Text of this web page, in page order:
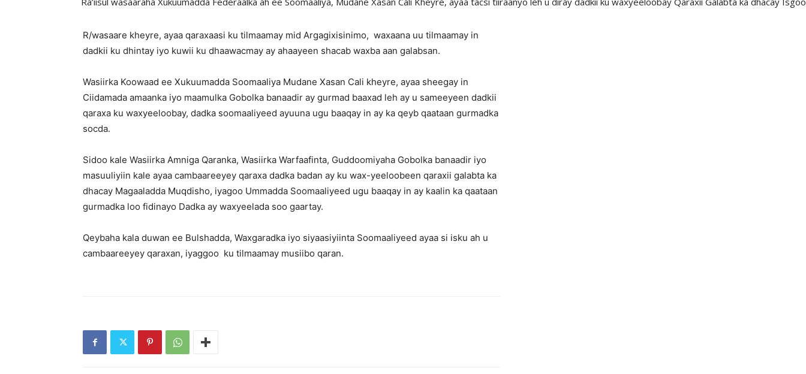
Breaking
News,
War
Deg
R/wasaare kheyre, ayaa qaraxaasi ku tilmaamay mid Argagixisinimo, waxaana uu tilmaamay in
dadkii ku dhintay iyo kuwii ku dhaawacmay ay ahaayeen shacab waxba aan galabsan.
Wasiirka Koowaad ee Xukuumadda Soomaaliya Mudane Xasan Cali kheyre, ayaa sheegay in
Ciidamada amaanka iyo maamulka Gobolka banaadir ay gurmad baaxad leh ay u sameeyeen dadkii
qaraxa ku waxyeeloobay, dadka soomaaliyeed ayuuna ugu baaqay in ay ka qeyb qaataan gurmadka
socda.
Sidoo kale Wasiirka Amniga Qaranka, Wasiirka Warfaafinta, Guddoomiyaha Gobolka banaadir iyo
masuuliyiin kale ayaa cambaareeyey qaraxa dadka badan ay ku wax-yeeloobeen qaraxii galabta ka
dhacay Magaaladda Muqdisho, iyagoo Ummadda Soomaaliyeed ugu baaqay in ay kaalin ka qaataan
gurmadka loo fidinayo Dadka ay waxyeelada soo gaartay.
Qeybaha kala duwan ee Bulshadda, Waxgaradka iyo siyaasiyiinta Soomaaliyeed ayaa si isku ah u
cambaareeyey qaraxan, iyaggoo ku tilmaamay musiibo qaran.